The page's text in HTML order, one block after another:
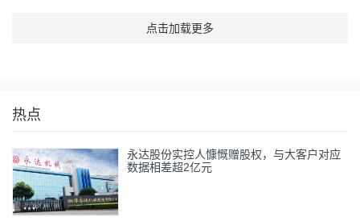
点击加载更多
热点
永达股份实控人慷慨赠股权，与大客户对应
数据相差超2亿元